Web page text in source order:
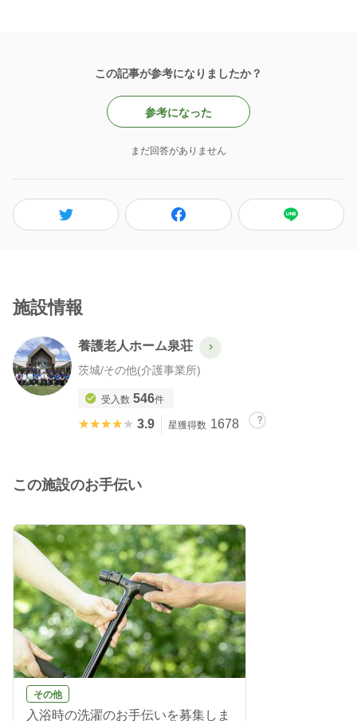
この記事が参考になりましたか？
参考になった
まだ回答がありません
施設情報
養護老人ホーム泉荘
茨城/その他(介護事業所)
受入数 546件
★★★★★
★★★★★ 3.9 星獲得数 1678
この施設のお手伝い
その他
入浴時の洗濯のお手伝いを募集しま